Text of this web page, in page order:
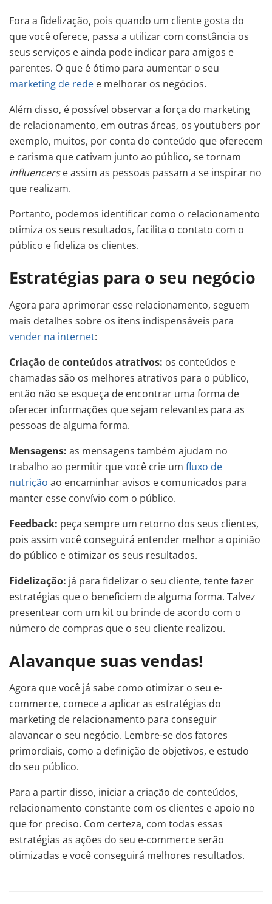
Fora a fidelização, pois quando um cliente gosta do
que você oferece, passa a utilizar com constância os
seus serviços e ainda pode indicar para amigos e
parentes. O que é ótimo para aumentar o seu
marketing de rede e melhorar os negócios.
Além disso, é possível observar a força do marketing
de relacionamento, em outras áreas, os youtubers por
exemplo, muitos, por conta do conteúdo que oferecem
e carisma que cativam junto ao público, se tornam
influencerse assim as pessoas passam a se inspirar no
que realizam.
Portanto, podemos identificar como o relacionamento
otimiza os seus resultados, facilita o contato com o
público e fideliza os clientes.
Estratégias para o seu negócio
Agora para aprimorar esse relacionamento, seguem
mais detalhes sobre os itens indispensáveis para
vender na internet:
Criação de conteúdos atrativos: os conteúdos e
chamadas são os melhores atrativos para o público,
então não se esqueça de encontrar uma forma de
oferecer informações que sejam relevantes para as
pessoas de alguma forma.
Mensagens: as mensagens também ajudam no
trabalho ao permitir que você crie um fluxo de
nutrição ao encaminhar avisos e comunicados para
manter esse convívio com o público.
Feedback: peça sempre um retorno dos seus clientes,
pois assim você conseguirá entender melhor a opinião
do público e otimizar os seus resultados.
Fidelização: já para fidelizar o seu cliente, tente fazer
estratégias que o beneficiem de alguma forma. Talvez
presentear com um kit ou brinde de acordo com o
número de compras que o seu cliente realizou.
Alavanque suas vendas!
Agora que você já sabe como otimizar o seu e-
commerce, comece a aplicar as estratégias do
marketing de relacionamento para conseguir
alavancar o seu negócio. Lembre-se dos fatores
primordiais, como a definição de objetivos, e estudo
do seu público.
Para a partir disso, iniciar a criação de conteúdos,
relacionamento constante com os clientes e apoio no
que for preciso. Com certeza, com todas essas
estratégias as ações do seu e-commerce serão
otimizadas e você conseguirá melhores resultados.